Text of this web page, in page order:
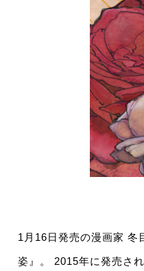
1月16日発売の漫画家 冬
姿』。 2015年に発売さ